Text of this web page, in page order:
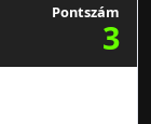
Pontszám
3